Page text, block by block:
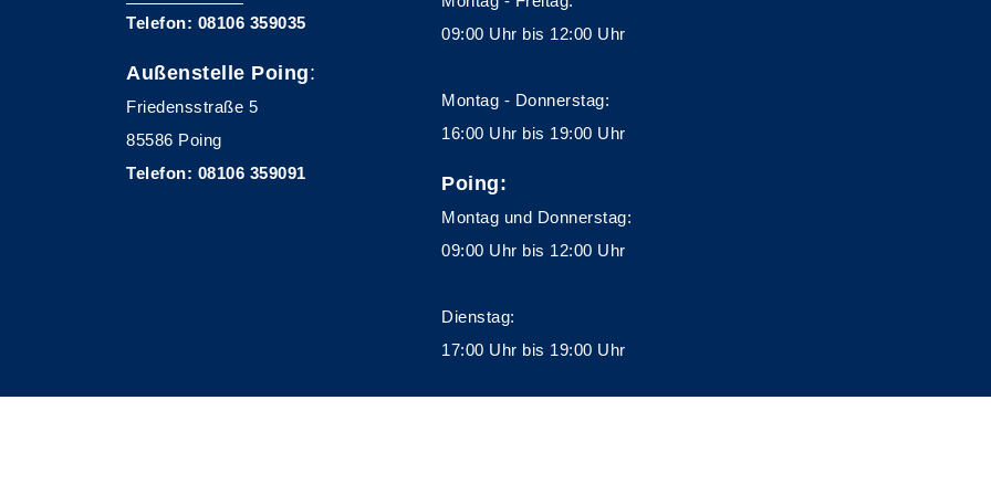
Telefon: 08106 359035
Außenstelle Poing:
Friedensstraße 5
85586 Poing
Telefon: 08106 359091
09:00 Uhr bis 12:00 Uhr
Montag - Donnerstag:
16:00 Uhr bis 19:00 Uhr
Poing:
Montag und Donnerstag:
09:00 Uhr bis 12:00 Uhr
Dienstag:
17:00 Uhr bis 19:00 Uhr